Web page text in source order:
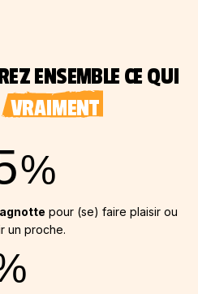
ENSEMBLE CE QUI
VRAIMENT
%
pour (se) faire plaisir ou
un proche.